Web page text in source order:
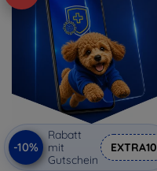
-10%
Rabatt
mit
Gutschein
EXTRA10